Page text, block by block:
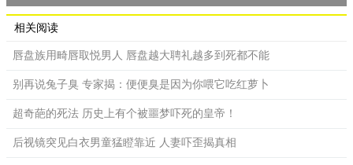
相关阅读
唇盘族用畸唇取悦男人 唇盘越大聘礼越多到死都不能
别再说兔子臭 专家揭：便便臭是因为你喂它吃红萝卜
超奇葩的死法 历史上有个被噩梦吓死的皇帝！
后视镜突见白衣男童猛瞪靠近 人妻吓歪揭真相